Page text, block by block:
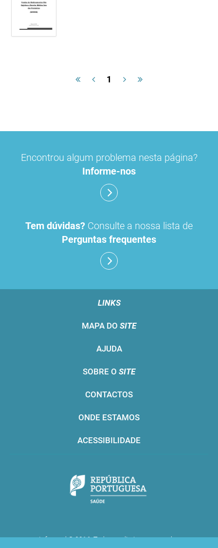
1
Encontrou algum problema nesta página?
Informe-nos
Tem dúvidas? Consulte a nossa lista de
Perguntas frequentes
LINKS
MAPA DO SITE
AJUDA
SOBRE O SITE
CONTACTOS
ONDE ESTAMOS
ACESSIBILIDADE
Infarmed © 2016. Todos os direitos reservados